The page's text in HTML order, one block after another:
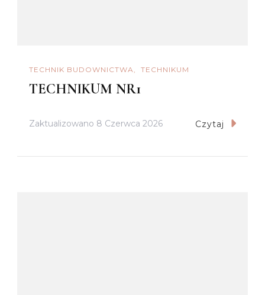
TECHNIK BUDOWNICTWA TECHNIKUM
TECHNIKUM NR1
Zaktualizowano 8 Czerwca 2026 Czytaj